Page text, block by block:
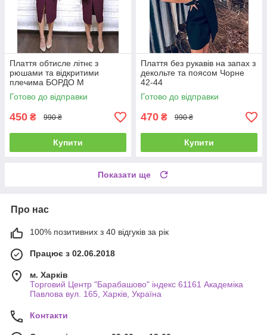
Плаття обтисле літнє з
рюшами та відкритими
плечима БОРДО М
Готово до відправки
450 ₴ 990 ₴
Купити
Плаття без рукавів на запах з
декольте та поясом Чорне
42-44
Готово до відправки
470 ₴ 990 ₴
Купити
Показати ще
Про нас
100% позитивних з 40 відгуків за рік
Працює з 02.06.2018
м. Харків
Торговий Центр "Барабашово" індекс 61161 Академіка
Павлова вул. 165, Харків, Україна
Контакти